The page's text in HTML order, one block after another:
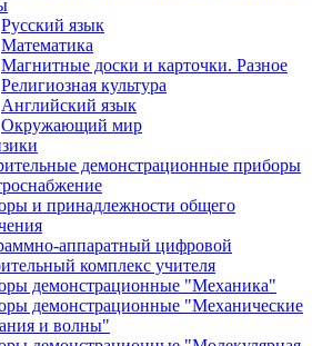
Русский язык
Математика
Магнитные доски и карточки. Разное
Религиозная культура
Английский язык
Окружающий мир
демонстрационные приборы
и принадлежности общего
аппаратный цифровой
комплекс учителя
демонстрационные "Механика"
демонстрационные "Механические
и волны"